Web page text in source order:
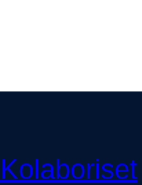
Kolaboriset